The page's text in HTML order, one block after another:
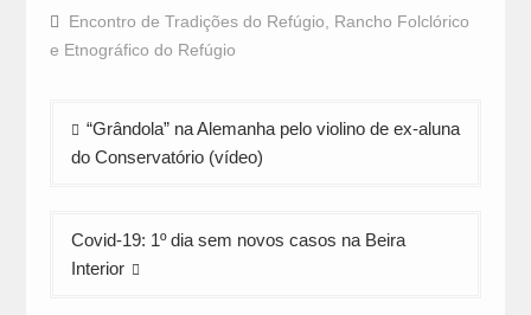
Facebook
(Opens
in
new
WhatsApp
(Opens
in
new
Twitter
(Opens
in
new
Encontro de Tradições do Refúgio
Rancho Folclórico
e Etnográfico do Refúgio
Navegação
de
“Grândola” na Alemanha pelo violino de ex-aluna
do Conservatório (vídeo)
Covid-19: 1º dia sem novos casos na Beira
Interior